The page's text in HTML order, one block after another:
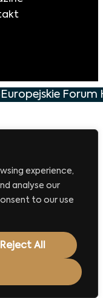
experience,
analyse our
to our use
Reject All
Europejskie Forum